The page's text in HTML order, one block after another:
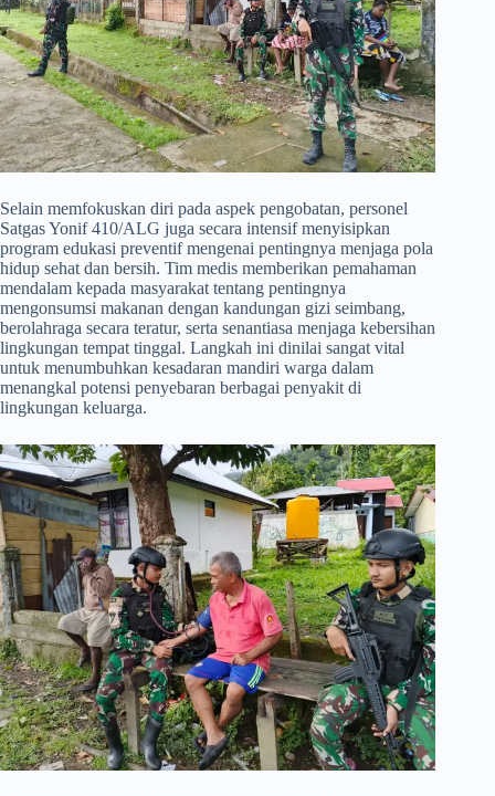
​Selain memfokuskan diri pada aspek pengobatan, personel
Satgas Yonif 410/ALG juga secara intensif menyisipkan
program edukasi preventif mengenai pentingnya menjaga pola
hidup sehat dan bersih. Tim medis memberikan pemahaman
mendalam kepada masyarakat tentang pentingnya
mengonsumsi makanan dengan kandungan gizi seimbang,
berolahraga secara teratur, serta senantiasa menjaga kebersihan
lingkungan tempat tinggal. Langkah ini dinilai sangat vital
untuk menumbuhkan kesadaran mandiri warga dalam
menangkal potensi penyebaran berbagai penyakit di
lingkungan keluarga.